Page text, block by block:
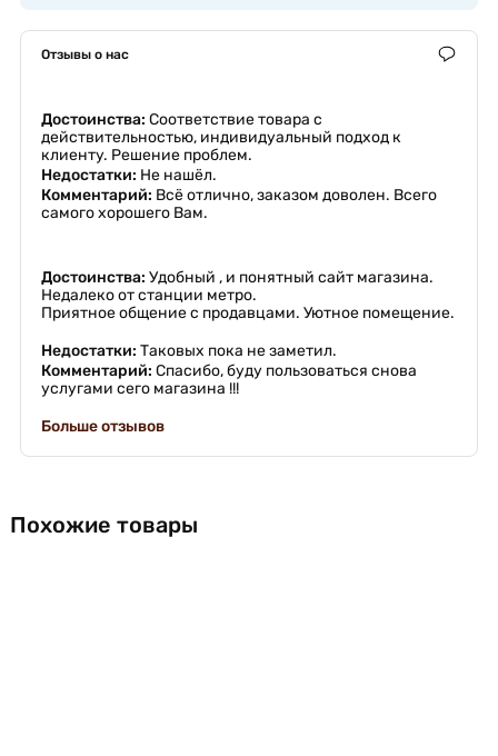
Отзывы о нас
Достоинства: Соответствие товара с
действительностью, индивидуальный подход к
клиенту. Решение проблем.
Недостатки: Не нашёл.
Комментарий: Всё отлично, заказом доволен. Всего
самого хорошего Вам.
Достоинства: Удобный , и понятный сайт магазина.
Недалеко от станции метро.
Приятное общение с продавцами. Уютное помещение.
Недостатки: Таковых пока не заметил.
Комментарий: Спасибо, буду пользоваться снова
услугами сего магазина !!!
Больше отзывов
Похожие товары